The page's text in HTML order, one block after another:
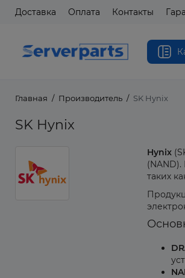
Доставка Оплата Контакты
Главная Производитель SK Hynix
SK Hynix
Hynix
таких